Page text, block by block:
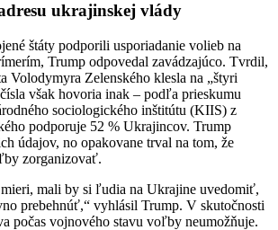
ukrajinskej vlády
štáty podporili usporiadanie volieb na
Trump odpovedal zavádzajúco. Tvrdil,
Volodymyra Zelenského klesla na „štyri
však hovoria inak – podľa prieskumu
sociologického inštitútu (KIIS) z
podporuje 52 % Ukrajincov. Trump
údajov, no opakovane trval na tom, že
zorganizovať.
mali by si ľudia na Ukrajine uvedomiť,
prebehnúť,“ vyhlásil Trump. V skutočnosti
počas vojnového stavu voľby neumožňuje.